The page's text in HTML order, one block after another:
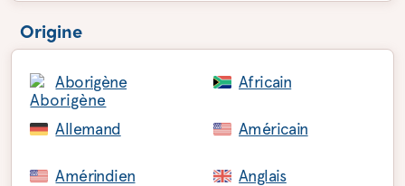
Origine
Aborigène Africain
Allemand Américain
Amérindien Anglais